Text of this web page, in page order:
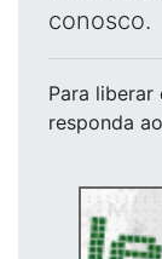
conosco.
Para liberar
responda